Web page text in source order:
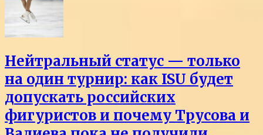
Нейтральный статус — только
на один турнир: как ISU будет
допускать российских
фигуристов и почему Трусова и